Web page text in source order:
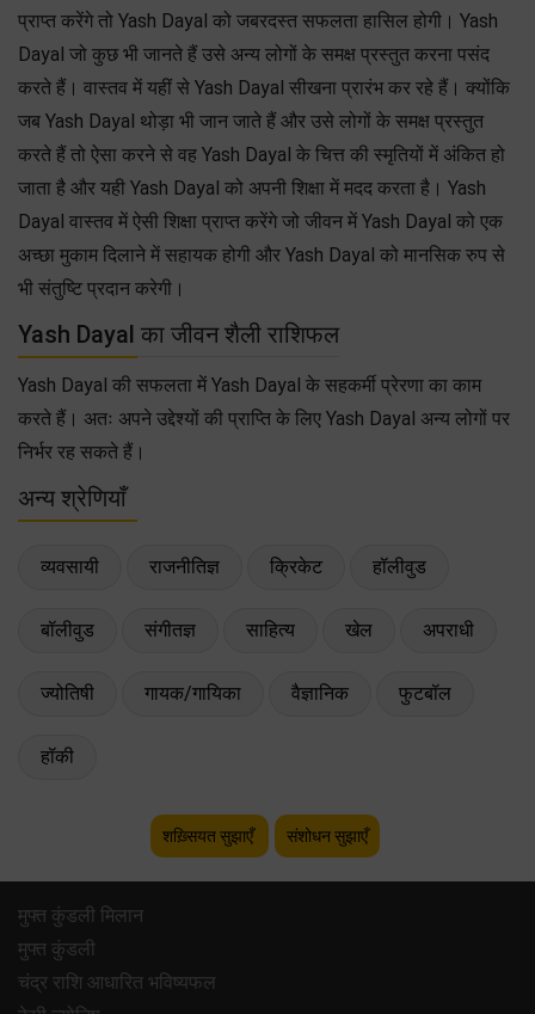
प्राप्त करेंगे तो Yash Dayal को जबरदस्त सफलता हासिल होगी। Yash
Dayal जो कुछ भी जानते हैं उसे अन्य लोगों के समक्ष प्रस्तुत करना पसंद
करते हैं। वास्तव में यहीं से Yash Dayal सीखना प्रारंभ कर रहे हैं। क्योंकि
जब Yash Dayal थोड़ा भी जान जाते हैं और उसे लोगों के समक्ष प्रस्तुत
करते हैं तो ऐसा करने से वह Yash Dayal के चित्त की स्मृतियों में अंकित हो
जाता है और यही Yash Dayal को अपनी शिक्षा में मदद करता है। Yash
Dayal वास्तव में ऐसी शिक्षा प्राप्त करेंगे जो जीवन में Yash Dayal को एक
अच्छा मुकाम दिलाने में सहायक होगी और Yash Dayal को मानसिक रुप से
भी संतुष्टि प्रदान करेगी।
Yash Dayal का जीवन शैली राशिफल
Yash Dayal की सफलता में Yash Dayal के सहकर्मी प्रेरणा का काम
करते हैं। अतः अपने उद्देश्यों की प्राप्ति के लिए Yash Dayal अन्य लोगों पर
निर्भर रह सकते हैं।
अन्य श्रेणियाँ
व्यवसायी राजनीतिज्ञ क्रिकेट हॉलीवुड
बॉलीवुड संगीतज्ञ साहित्य खेल अपराधी
ज्योतिषी गायक/गायिका वैज्ञानिक फुटबॉल
हॉकी
शख़्सियत सुझाएँ संशोधन सुझाएँ
मुफ्त कुंडली मिलान
मुफ्त कुंडली
चंद्र राशि आधारित भविष्यफल